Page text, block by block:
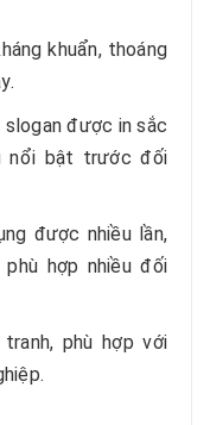
khuẩn, thoáng
slogan được in sắc
nổi bật trước đối
được nhiều lần,
hợp nhiều đối
phù hợp với